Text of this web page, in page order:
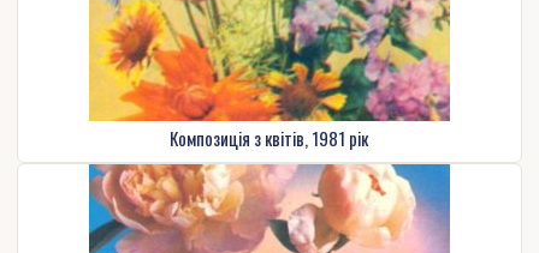
Композиція з квітів, 1981 рік